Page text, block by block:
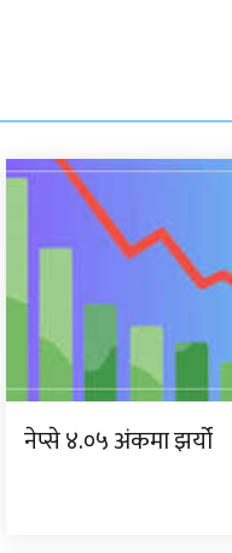
नेप्से ४.०५ अंकमा झर्यो